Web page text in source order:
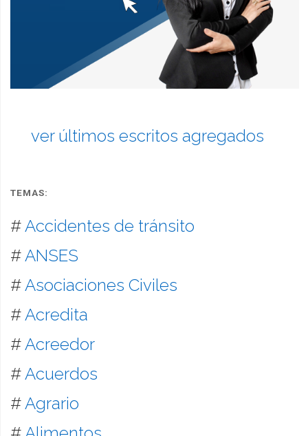
ver últimos escritos agregados
TEMAS:
#Accidentes de tránsito
#ANSES
#Asociaciones Civiles
#Acredita
#Acreedor
#Acuerdos
#Agrario